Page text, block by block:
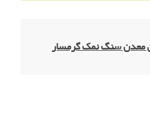
معدن سنگ نمک گرمسار